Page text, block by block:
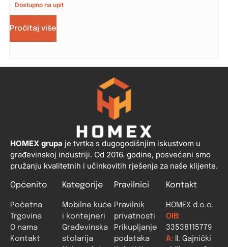
Dostupno na upit
Pročitaj više
HOMEX grupa je tvrtka s dugogodišnjim iskustvom u
građevinskoj industriji. Od 2016. godine, posvećeni smo
pružanju kvalitetnih i učinkovitih rješenja za naše klijente.
Općenito
Početna
Trgovina
O nama
Kontakt
Kategorije
Mobilne kuće
i kontejneri
Građevinska
stolarija
Pravilnici
Pravilnik
privatnosti
Prikupljanje
podataka
Kontakt
HOMEX d.o.o.
OIB:
33538115779
A: II. Gajnički